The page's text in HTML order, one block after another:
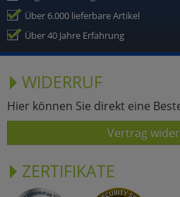
Über 6.000 lieferbare Artikel
Über 40 Jahre Erfahrung
WIDERRUF
Hier können Sie direkt eine
Vertrag
ZERTIFIKATE